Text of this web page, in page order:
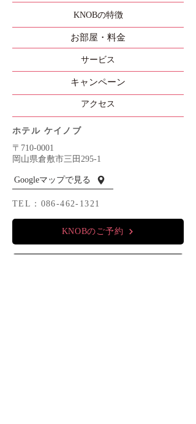
KNOBの特徴
​お部屋・料金
​サービス
​キャンペーン
​アクセス
ホテル ケイノブ
〒710-0001
岡山県倉敷市三田295-1
Googleマップで見る
TEL：086-462-1321
KNOBのご予約